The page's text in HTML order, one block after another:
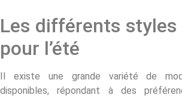
Les différents styles
pour l’été
Il existe une grande variété de
disponibles, répondant à des